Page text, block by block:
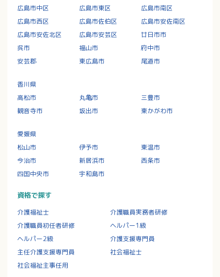
広島市中区
広島市東区
広島市南区
広島市西区
広島市佐伯区
広島市安佐南区
広島市安佐北区
広島市安芸区
廿日市市
呉市
福山市
府中市
安芸郡
東広島市 尾道市
香川県
高松市
丸亀市
三豊市
観音寺市
坂出市 東かがわ市
愛媛県
松山市
伊予市
東温市
今治市
新居浜市
西条市
四国中央市
宇和島市
資格で探す
介護福祉士
介護職員実務者研修
介護職員初任者研修
ヘルパー1級
ヘルパー2級
介護支援専門員
主任介護支援専門員
社会福祉士
社会福祉主事任用